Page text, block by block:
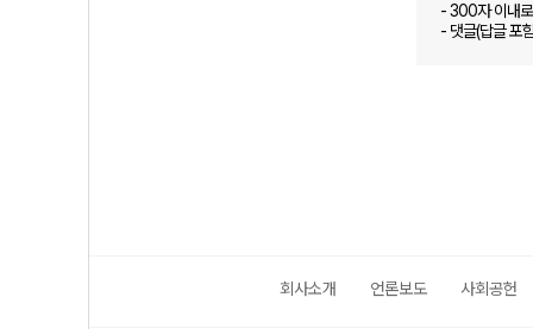
- 300자 이내
- 댓글(답글 포
회사소개 언론보도 사회공헌